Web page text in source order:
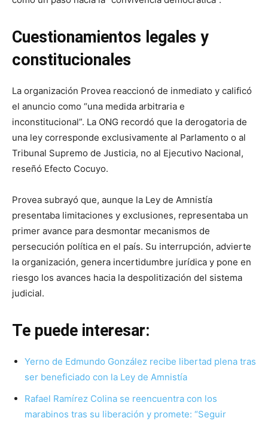
Cuestionamientos legales y
constitucionales
La organización Provea reaccionó de inmediato y calificó
el anuncio como “una medida arbitraria e
inconstitucional”. La ONG recordó que la derogatoria de
una ley corresponde exclusivamente al Parlamento o al
Tribunal Supremo de Justicia, no al Ejecutivo Nacional,
reseñó Efecto Cocuyo.
Provea subrayó que, aunque la Ley de Amnistía
presentaba limitaciones y exclusiones, representaba un
primer avance para desmontar mecanismos de
persecución política en el país. Su interrupción, advierte
la organización, genera incertidumbre jurídica y pone en
riesgo los avances hacia la despolitización del sistema
judicial.
Te puede interesar:
Yerno de Edmundo González recibe libertad plena tras
ser beneficiado con la Ley de Amnistía
Rafael Ramírez Colina se reencuentra con los
marabinos tras su liberación y promete: “Seguir